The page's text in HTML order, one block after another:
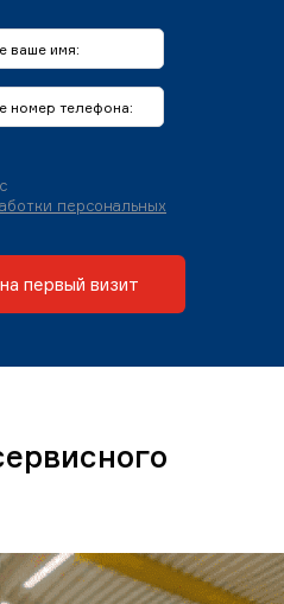
персональных
первый визит